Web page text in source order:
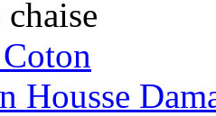
Housse